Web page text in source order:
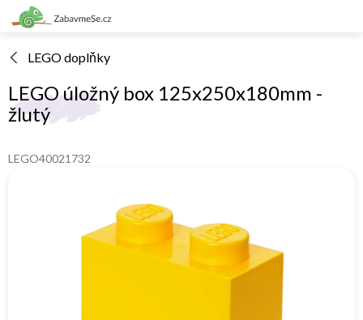
Přejít
na
LEGO doplňky
LEGO úložný box 125x250x180mm -
žlutý
LEGO40021732